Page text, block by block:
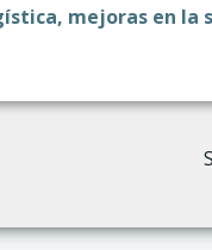
mejoras en la